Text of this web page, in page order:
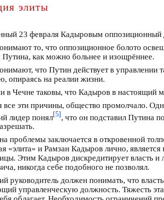
элиты
23 февраля Кадыровым оппозиционный
то, что оппозиционное болото
Путина, как можно больнее и изощрённее.
что Путин действует в управлении
опираясь на реалии жизни.
в Чечне таковы, что Кадыров в настоящий
эти причины, общество промолчало.
лидер понял[5], что он подставил Путина
проблемы заключается в откровенной
«элита» и Рамзан Кадыров лично,
Этим Кадыров дискредитирует власть
никогда себе подобного не позволял.
руководитель должен понимать, что
управленческую должность. Тяжесть